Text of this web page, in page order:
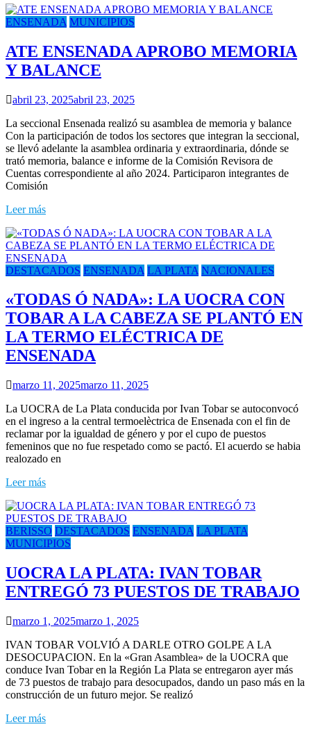
ENSENADA MUNICIPIOS
ATE ENSENADA APROBO MEMORIA
Y BALANCE
abril 23, 2025abril 23, 2025
La seccional Ensenada realizó su asamblea de memoria y balance
Con la participación de todos los sectores que integran la seccional,
se llevó adelante la asamblea ordinaria y extraordinaria, dónde se
trató memoria, balance e informe de la Comisión Revisora de
Cuentas correspondiente al año 2024. Participaron integrantes de
Comisión
Leer más
DESTACADOS ENSENADA LA PLATA NACIONALES
«TODAS Ó NADA»: LA UOCRA CON
TOBAR A LA CABEZA SE PLANTÓ EN
LA TERMO ELÉCTRICA DE
ENSENADA
marzo 11, 2025marzo 11, 2025
La UOCRA de La Plata conducida por Ivan Tobar se autoconvocó
en el ingreso a la central termoelèctrica de Ensenada con el fin de
reclamar por la igualdad de género y por el cupo de puestos
femeninos que no fue respetado como se pactó. El acuerdo se habia
realozado en
Leer más
BERISSO DESTACADOS ENSENADA LA PLATA
MUNICIPIOS
UOCRA LA PLATA: IVAN TOBAR
ENTREGÓ 73 PUESTOS DE TRABAJO
marzo 1, 2025marzo 1, 2025
IVAN TOBAR VOLVIÓ A DARLE OTRO GOLPE A LA
DESOCUPACION. En la «Gran Asamblea» de la UOCRA que
conduce Ivan Tobar en la Región La Plata se entregaron ayer más
de 73 puestos de trabajo para desocupados, dando un paso más en la
construcción de un futuro mejor. Se realizó
Leer más